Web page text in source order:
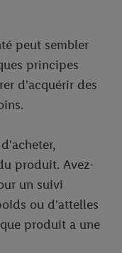
peut sembler
principes
d'acquérir des
produit. Avez-
un suivi
ou d'attelles
produit a une